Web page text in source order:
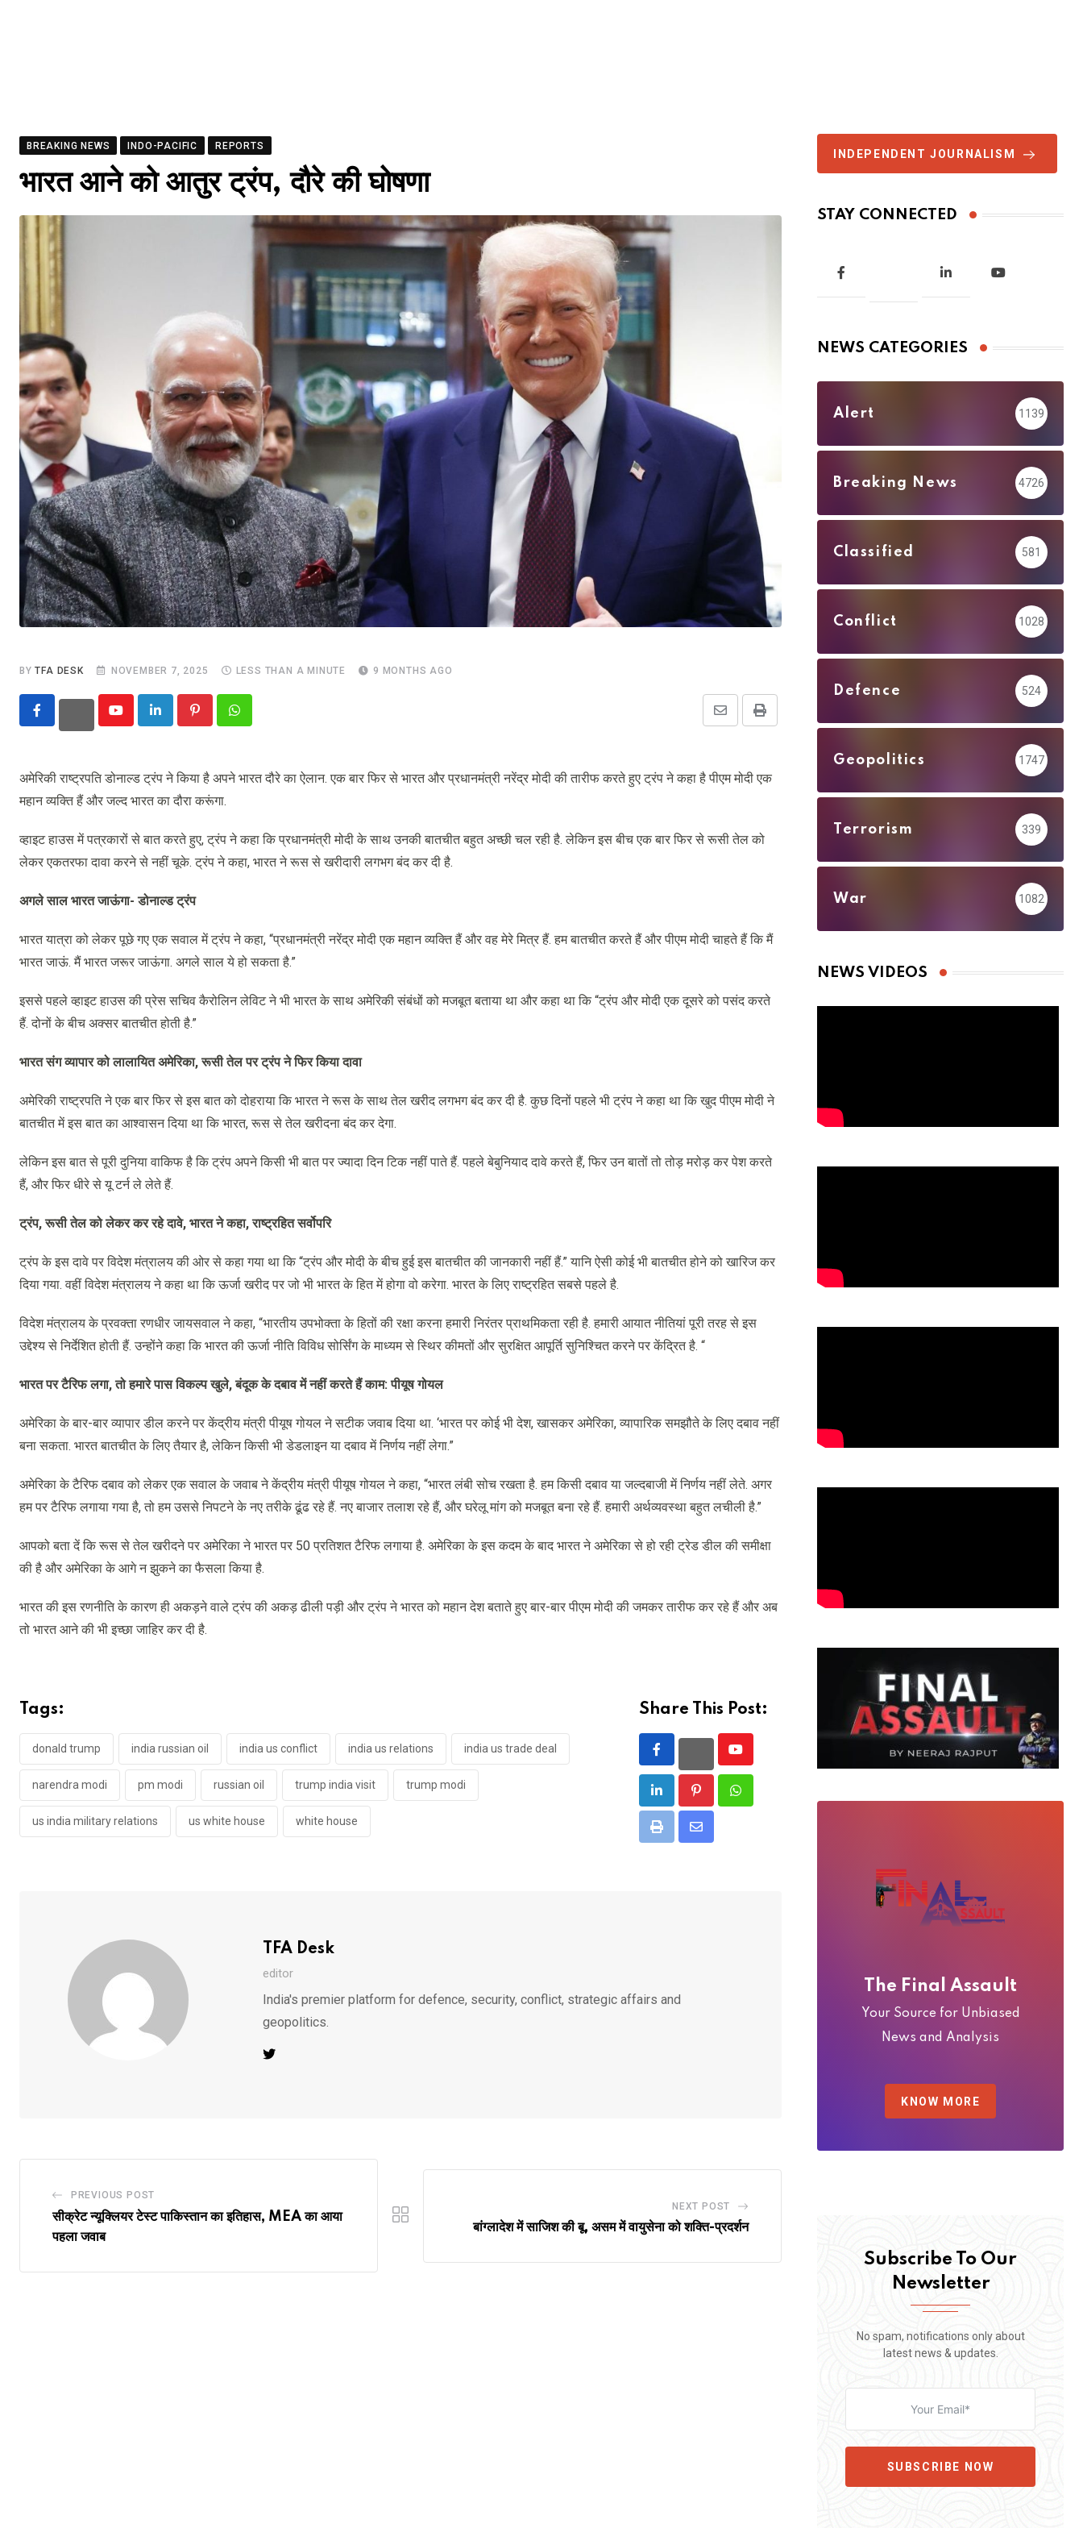
BREAKING NEWS INDO-PACIFIC REPORTS
भारत आने को आतुर ट्रंप, दौरे की घोषणा
BYTFA DESK NOVEMBER 7, 2025 LESS THAN A MINUTE 9 MONTHS AGO
YoutubeLinkedIn PinterestWhatsapp Print
Share
अमेरिकी राष्ट्रपति डोनाल्ड ट्रंप ने किया है अपने भारत दौरे का ऐलान. एक बार फिर से भारत और प्रधानमंत्री नरेंद्र मोदी की तारीफ करते हुए ट्रंप ने कहा है पीएम मोदी एक
महान व्यक्ति हैं और जल्द भारत का दौरा करूंगा.
व्हाइट हाउस में पत्रकारों से बात करते हुए, ट्रंप ने कहा कि प्रधानमंत्री मोदी के साथ उनकी बातचीत बहुत अच्छी चल रही है. लेकिन इस बीच एक बार फिर से रूसी तेल को
लेकर एकतरफा दावा करने से नहीं चूके. ट्रंप ने कहा, भारत ने रूस से खरीदारी लगभग बंद कर दी है.
अगले साल भारत जाऊंगा- डोनाल्ड ट्रंप
भारत यात्रा को लेकर पूछे गए एक सवाल में ट्रंप ने कहा, “प्रधानमंत्री नरेंद्र मोदी एक महान व्यक्ति हैं और वह मेरे मित्र हैं. हम बातचीत करते हैं और पीएम मोदी चाहते हैं कि मैं
भारत जाऊं. मैं भारत जरूर जाऊंगा. अगले साल ये हो सकता है.”
इससे पहले व्हाइट हाउस की प्रेस सचिव कैरोलिन लेविट ने भी भारत के साथ अमेरिकी संबंधों को मजबूत बताया था और कहा था कि “ट्रंप और मोदी एक दूसरे को पसंद करते
हैं. दोनों के बीच अक्सर बातचीत होती है.”
भारत संग व्यापार को लालायित अमेरिका, रूसी तेल पर ट्रंप ने फिर किया दावा
अमेरिकी राष्ट्रपति ने एक बार फिर से इस बात को दोहराया कि भारत ने रूस के साथ तेल खरीद लगभग बंद कर दी है. कुछ दिनों पहले भी ट्रंप ने कहा था कि खुद पीएम मोदी ने
बातचीत में इस बात का आश्वासन दिया था कि भारत, रूस से तेल खरीदना बंद कर देगा.
लेकिन इस बात से पूरी दुनिया वाकिफ है कि ट्रंप अपने किसी भी बात पर ज्यादा दिन टिक नहीं पाते हैं. पहले बेबुनियाद दावे करते हैं, फिर उन बातों तो तोड़ मरोड़ कर पेश करते
हैं, और फिर धीरे से यू टर्न ले लेते हैं.
ट्रंप, रूसी तेल को लेकर कर रहे दावे, भारत ने कहा, राष्ट्रहित सर्वोपरि
ट्रंप के इस दावे पर विदेश मंत्रालय की ओर से कहा गया था कि “ट्रंप और मोदी के बीच हुई इस बातचीत की जानकारी नहीं हैं.” यानि ऐसी कोई भी बातचीत होने को खारिज कर
दिया गया. वहीं विदेश मंत्रालय ने कहा था कि ऊर्जा खरीद पर जो भी भारत के हित में होगा वो करेगा. भारत के लिए राष्ट्रहित सबसे पहले है.
विदेश मंत्रालय के प्रवक्ता रणधीर जायसवाल ने कहा, “भारतीय उपभोक्ता के हितों की रक्षा करना हमारी निरंतर प्राथमिकता रही है. हमारी आयात नीतियां पूरी तरह से इस
उद्देश्य से निर्देशित होती हैं. उन्होंने कहा कि भारत की ऊर्जा नीति विविध सोर्सिंग के माध्यम से स्थिर कीमतों और सुरक्षित आपूर्ति सुनिश्चित करने पर केंद्रित है. “
भारत पर टैरिफ लगा, तो हमारे पास विकल्प खुले, बंदूक के दबाव में नहीं करते हैं काम: पीयूष गोयल
अमेरिका के बार-बार व्यापार डील करने पर केंद्रीय मंत्री पीयूष गोयल ने सटीक जवाब दिया था. ‘भारत पर कोई भी देश, खासकर अमेरिका, व्यापारिक समझौते के लिए दबाव नहीं
बना सकता. भारत बातचीत के लिए तैयार है, लेकिन किसी भी डेडलाइन या दबाव में निर्णय नहीं लेगा.”
अमेरिका के टैरिफ दबाव को लेकर एक सवाल के जवाब ने केंद्रीय मंत्री पीयूष गोयल ने कहा, “भारत लंबी सोच रखता है. हम किसी दबाव या जल्दबाजी में निर्णय नहीं लेते. अगर
हम पर टैरिफ लगाया गया है, तो हम उससे निपटने के नए तरीके ढूंढ रहे हैं. नए बाजार तलाश रहे हैं, और घरेलू मांग को मजबूत बना रहे हैं. हमारी अर्थव्यवस्था बहुत लचीली है.”
आपको बता दें कि रूस से तेल खरीदने पर अमेरिका ने भारत पर 50 प्रतिशत टैरिफ लगाया है. अमेरिका के इस कदम के बाद भारत ने अमेरिका से हो रही ट्रेड डील की समीक्षा
की है और अमेरिका के आगे न झुकने का फैसला किया है.
भारत की इस रणनीति के कारण ही अकड़ने वाले ट्रंप की अकड़ ढीली पड़ी और ट्रंप ने भारत को महान देश बताते हुए बार-बार पीएम मोदी की जमकर तारीफ कर रहे हैं और अब
तो भारत आने की भी इच्छा जाहिर कर दी है.
Tags:
donald trump india russian oil india us conflict india us relations india us trade deal
narendra modi pm modi russian oil trump india visit trump modi
us india military relations us white house white house
Share This Post:
Youtube
LinkedIn PinterestWhatsapp
Print
Share
TFA Desk
editor
India's premier platform for defence, security, conflict, strategic affairs and
geopolitics.
PREVIOUS POST
सीक्रेट न्यूक्लियर टेस्ट पाकिस्तान का इतिहास, MEA का आया
पहला जवाब
NEXT POST
बांग्लादेश में साजिश की बू, असम में वायुसेना को शक्ति-प्रदर्शन
INDEPENDENT JOURNALISM
STAY CONNECTED
NEWS CATEGORIES
Alert 1139
Breaking News 4726
Classified 581
Conflict 1028
Defence 524
Geopolitics 1747
Terrorism 339
War 1082
NEWS VIDEOS
The Final Assault
Your Source for Unbiased
News and Analysis
KNOW MORE
Subscribe To Our
Newsletter
No spam, notifications only about
latest news & updates.
SUBSCRIBE NOW